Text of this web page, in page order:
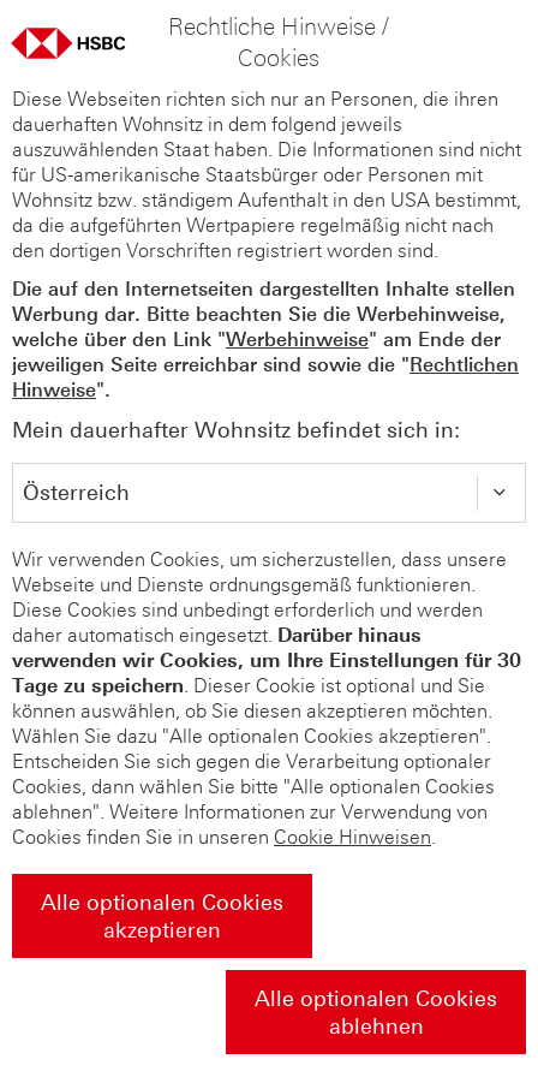
Rechtliche Hinweise /
Cookies
Diese Webseiten richten sich nur an Personen, die ihren
dauerhaften Wohnsitz in dem folgend jeweils
auszuwählenden Staat haben. Die Informationen sind nicht
für US-amerikanische Staatsbürger oder Personen mit
Wohnsitz bzw. ständigem Aufenthalt in den USA bestimmt,
da die aufgeführten Wertpapiere regelmäßig nicht nach
den dortigen Vorschriften registriert worden sind.
Die auf den Internetseiten dargestellten Inhalte stellen
Werbung dar. Bitte beachten Sie die Werbehinweise,
welche über den Link "Werbehinweise" am Ende der
jeweiligen Seite erreichbar sind sowie die "Rechtlichen
Hinweise".
Mein dauerhafter Wohnsitz befindet sich in:
Wir verwenden Cookies, um sicherzustellen, dass unsere
Webseite und Dienste ordnungsgemäß funktionieren.
Diese Cookies sind unbedingt erforderlich und werden
daher automatisch eingesetzt. Darüber hinaus
verwenden wir Cookies, um Ihre Einstellungen für 30
Tage zu speichern. Dieser Cookie ist optional und Sie
können auswählen, ob Sie diesen akzeptieren möchten.
Wählen Sie dazu "Alle optionalen Cookies akzeptieren".
Entscheiden Sie sich gegen die Verarbeitung optionaler
Cookies, dann wählen Sie bitte "Alle optionalen Cookies
ablehnen". Weitere Informationen zur Verwendung von
Cookies finden Sie in unseren Cookie Hinweisen.
Alle optionalen Cookies
akzeptieren
Alle optionalen Cookies
ablehnen